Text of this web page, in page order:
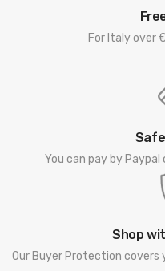
For Italy over
You can pay by
Shop
Our Buyer Protection covers